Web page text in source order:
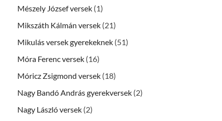
Mészely József versek (1)
Mikszáth Kálmán versek (21)
Mikulás versek gyerekeknek (51)
Móra Ferenc versek (16)
Móricz Zsigmond versek (18)
Nagy Bandó András gyerekversek (2)
Nagy László versek (2)